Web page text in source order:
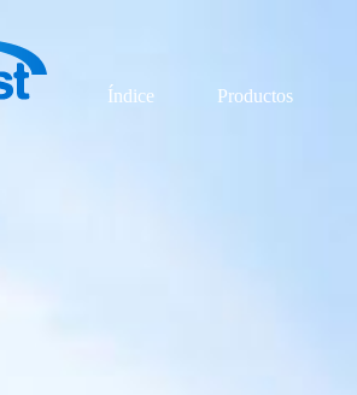
Índice Productos